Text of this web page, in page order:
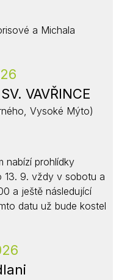
a Michala
VAVŘINCE
Vysoké Mýto)
nabízí prohlídky
13. 9. vždy v sobotu a
a ještě následující
datu už bude kostel